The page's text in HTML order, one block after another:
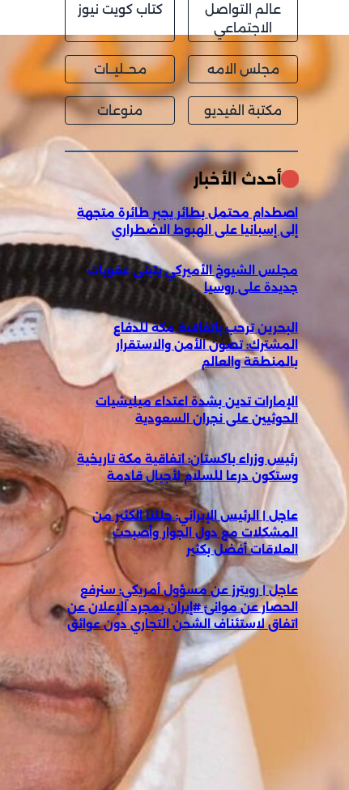
عالم التواصل
الاجتماعي
كتاب كويت نيوز
مجلس الامه محــليــات
مكتبة الفيديو منوعات
أحدث الأخبار
اصطدام محتمل بطائر يجبر طائرة متجهة
إلى إسبانيا على الهبوط الاضطراري
مجلس الشيوخ الأميركي يتبنى عقوبات
جديدة على روسيا
البحرين ترحب باتفاقية مكة للدفاع
المشترك: تصون الأمن والاستقرار
بالمنطقة والعالم
الإمارات تدين بشدة اعتداء ميليشيات
الحوثيين على نجران السعودية
رئيس وزراء باكستان: اتفاقية مكة تاريخية
وستكون درعا للسلام لأجيال قادمة
عاجل | الرئيس الإيراني: حللنا الكثير من
المشكلات مع دول الجوار وأصبحت
العلاقات أفضل بكثير
عاجل | رويترز عن مسؤول أمريكي: سنرفع
الحصار عن موانئ #إيران بمجرد الإعلان عن
اتفاق لاستئناف الشحن التجاري دون عوائق